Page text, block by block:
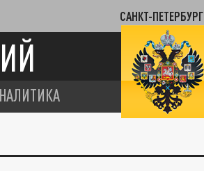
САНКТ-ПЕТЕРБУРГ